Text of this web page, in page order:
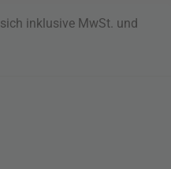
inklusive MwSt. und